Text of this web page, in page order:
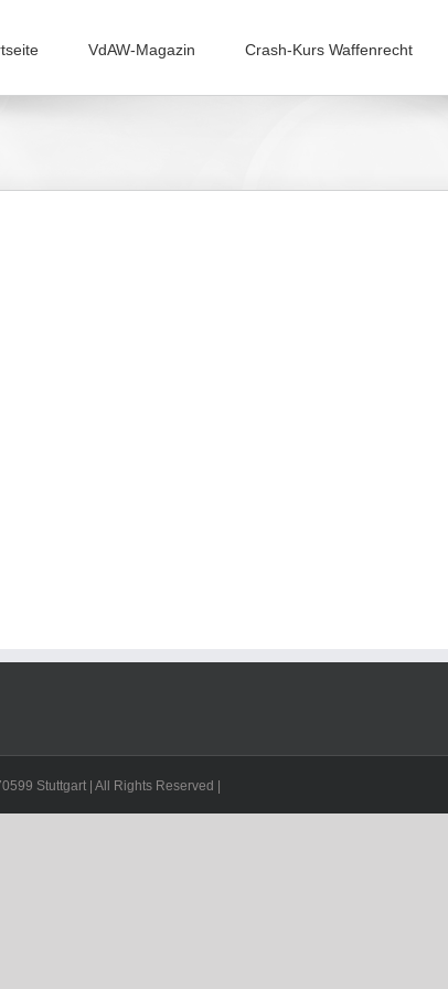
VdAW-Magazin Crash-Kurs Waffenrecht
Stuttgart | All Rights Reserved |